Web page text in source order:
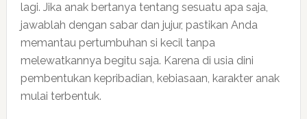
lagi. Jika anak bertanya tentang sesuatu apa saja,
jawablah dengan sabar dan jujur, pastikan Anda
memantau pertumbuhan si kecil tanpa
melewatkannya begitu saja. Karena di usia dini
pembentukan kepribadian, kebiasaan, karakter anak
mulai terbentuk.